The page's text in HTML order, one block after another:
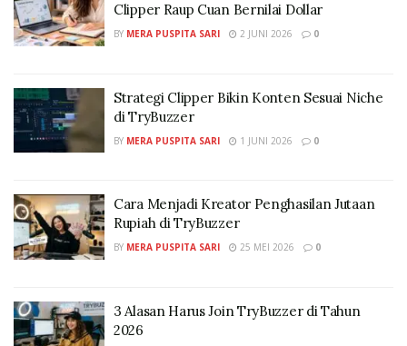
Clipper Raup Cuan Bernilai Dollar
BY MERA PUSPITA SARI 2 JUNI 2026 0
Strategi Clipper Bikin Konten Sesuai Niche
di TryBuzzer
BY MERA PUSPITA SARI 1 JUNI 2026 0
Cara Menjadi Kreator Penghasilan Jutaan
Rupiah di TryBuzzer
BY MERA PUSPITA SARI 25 MEI 2026 0
3 Alasan Harus Join TryBuzzer di Tahun
2026